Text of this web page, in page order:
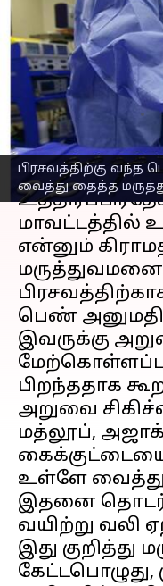
பிரசவத்திற்கு வந்த
வைத்து தைத்த
தைத்த
எழுதியவர் Nivetha P
செய்தி முன்னோட்டம்
மாவட்டத்தில்
என்னும்
பெண்
இவருக்கு
பிறந்ததாக
அறுவை
மத்லூப்,
உள்ளே
இதனை
வயிற்று வலி
இது குறித்து
கேட்டபொழுது,